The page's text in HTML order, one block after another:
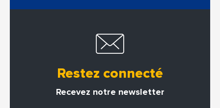
Restez connecté
Recevez notre newsletter